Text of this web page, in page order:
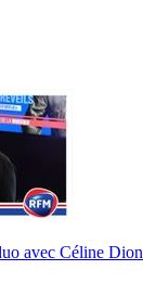
avec Céline Dion